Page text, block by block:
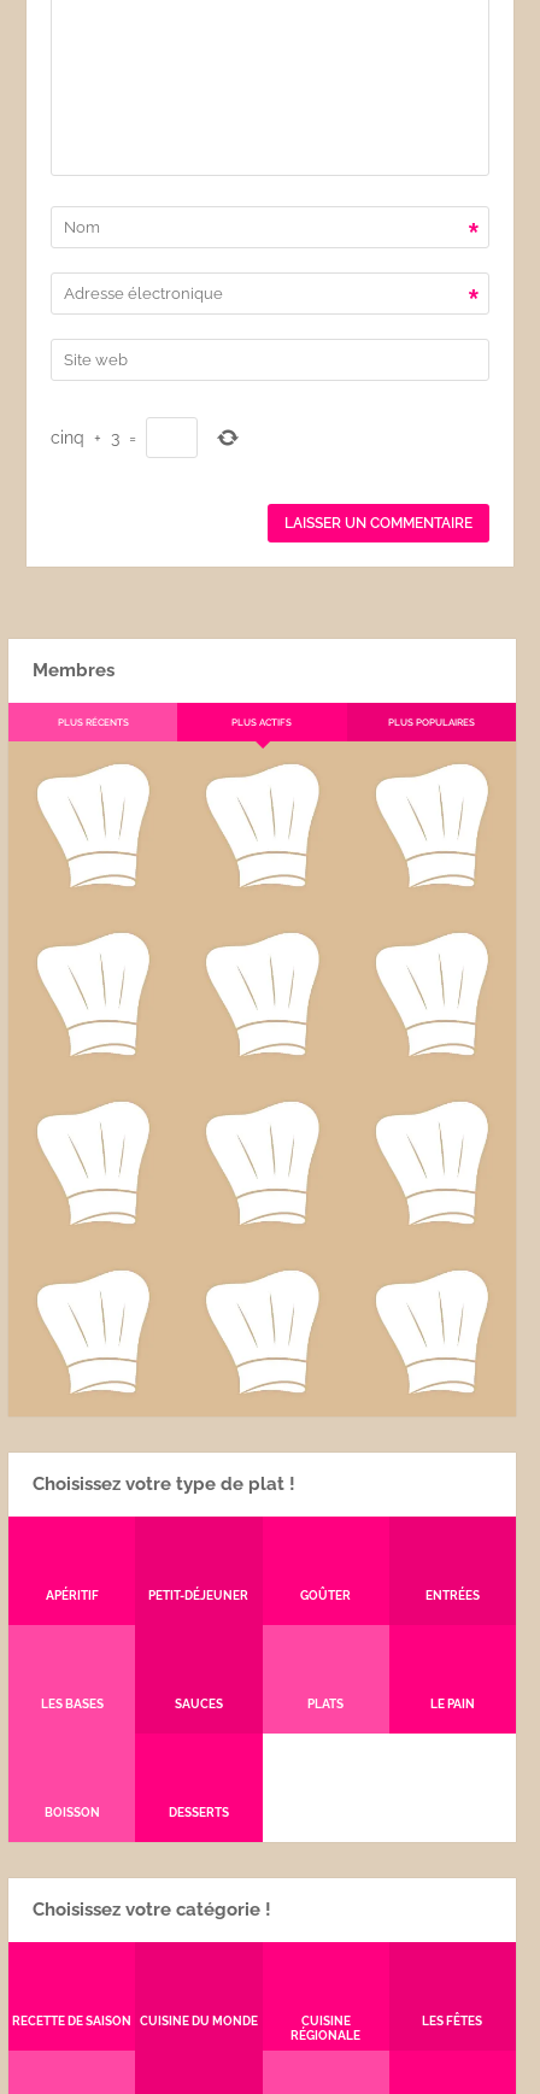
*
*
cinq + 3 =
Membres
PLUS RÉCENTS PLUS ACTIFS PLUS POPULAIRES
Choisissez votre type de plat !
APÉRITIF PETIT-DÉJEUNER GOÛTER ENTRÉES
LES BASES SAUCES PLATS LE PAIN
BOISSON DESSERTS
Choisissez votre catégorie !
RECETTE DE SAISON CUISINE DU MONDE
CUISINE
RÉGIONALE
LES FÊTES